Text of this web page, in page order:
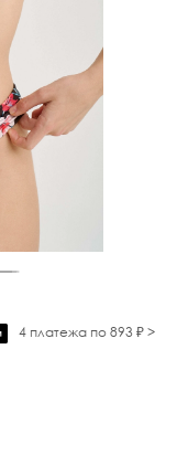
4 платежа по 893 ₽ >